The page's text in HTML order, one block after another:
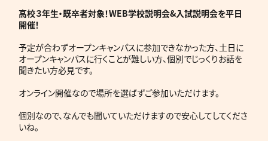
高校３年生・既卒者対象！WEB学校説明会&入試説明会を平日
開催！
予定が合わずオープンキャンパスに参加できなかった方、土日に
オープンキャンパスに行くことが難しい方、個別でじっくりお話を
聞きたい方必見です。
オンライン開催なので場所を選ばずご参加いただけます。
個別なので、なんでも聞いていただけますので安心してしてくださ
いね。